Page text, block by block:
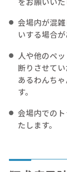
会場内が混
いする場合が
人や他のペ
断りさせて
あるわんち
す。
会場内での
たします。